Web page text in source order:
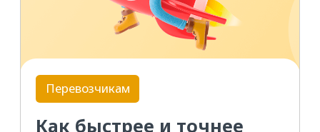
Перевозчикам Экспедиторам